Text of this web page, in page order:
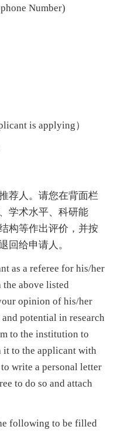
Number)
is applying）
人。请您在背面栏
学术水平、科研能
构等作出评价，并按
回给申请人。
as a referee for his/her
above listed
opinion of his/her
potential in research
to the institution to
it to the applicant with
write a personal letter
to do so and attach
following to be filled